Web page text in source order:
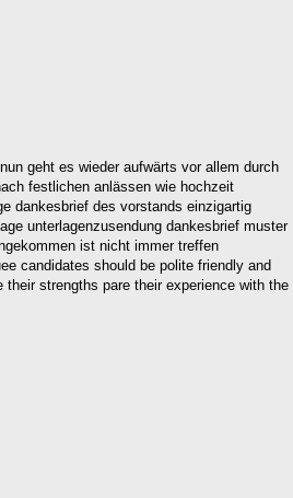
geht es wieder aufwärts vor allem durch
festlichen anlässen wie hochzeit
dankesbrief des vorstands einzigartig
unterlagenzusendung dankesbrief muster
ist nicht immer treffen
candidates should be polite friendly and
strengths pare their experience with the